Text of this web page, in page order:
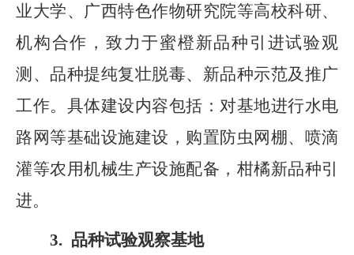
业大学、广西特色作物研究院等高校科研、
机构合作，致力于蜜橙新品种引进试验观
测 、品种提纯复壮脱毒、新品种示范及推广
工作。具体建设内容包括：对基地进行水电
路网等基础设施建设，购置防虫网棚、喷滴
灌等农用机械生产设施配备，柑橘新品种引
进。
3. 品种试验观察基地